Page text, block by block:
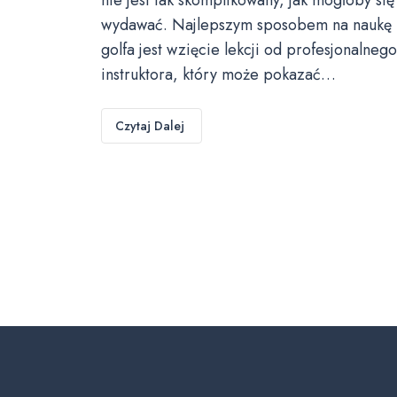
wydawać. Najlepszym sposobem na naukę
golfa jest wzięcie lekcji od profesjonalnego
instruktora, który może pokazać…
Czytaj Dalej